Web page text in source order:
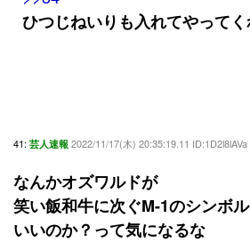
ひつじねいりも入れてやってく
41: 芸人速報 2022/11/17(木) 20:35:19.11 ID:1D2l8lAVa
なんかオズワルドが
笑い飯和牛に次ぐM-1のシンボ
いいのか？って気になるな